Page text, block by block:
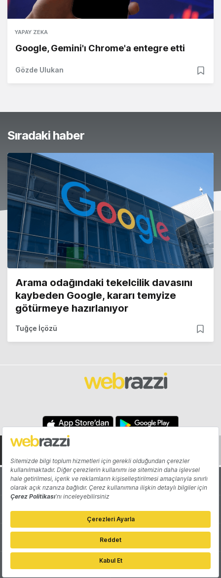
YAPAY ZEKA
Google, Gemini'ı Chrome'a entegre etti
Gözde Ulukan
Sıradaki haber
Arama odağındaki tekelcilik davasını
kaybeden Google, kararı temyize
götürmeye hazırlanıyor
Tuğçe İçözü
Hakkında Yazarlar
Katkıda Bulun Reklam